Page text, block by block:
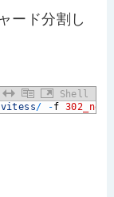
ード分割し
Shell
vitess/ -f